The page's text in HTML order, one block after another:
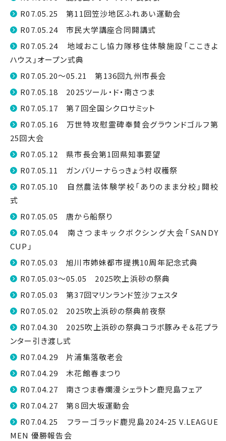
R07.05.25 第11回笠沙地区ふれあい運動会
R07.05.24 市民大学講座合同開講式
R07.05.24 地域おこし協力隊移住体験施設「ここきよ
ハウス」オープン式典
R07.05.20～05.21 第136回九州市長会
R07.05.18 2025ツール・ド・南さつま
R07.05.17 第７回全国シクロサミット
R07.05.16 万世特攻慰霊碑奉賛会グラウンドゴルフ第
25回大会
R07.05.12 県市長会第1回県知事要望
R07.05.11 ガンバリーナらっきょう村収穫祭
R07.05.10 自然農法体験学校「ありのまま分校」開校
式
R07.05.05 唐から船祭り
R07.05.04 南さつまキックボクシング大会「SANDY
CUP」
R07.05.03 旭川市姉妹都市提携10周年記念式典
R07.05.03～05.05 2025吹上浜砂の祭典
R07.05.03 第37回マリンランド笠沙フェスタ
R07.05.02 2025吹上浜砂の祭典前夜祭
R07.04.30 2025吹上浜砂の祭典コラボ豚みそ＆花プラ
ンター引き渡し式
R07.04.29 片浦集落敬老会
R07.04.29 木花館春まつり
R07.04.27 南さつま春爛漫シェラトン鹿児島フェア
R07.04.27 第８回大坂運動会
R07.04.25 フラーゴラッド鹿児島2024-25 V.LEAGUE
MEN 優勝報告会